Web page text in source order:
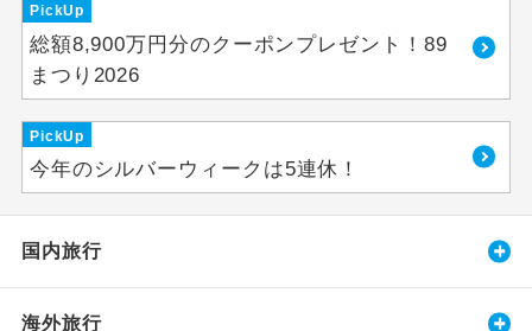
PickUp
総額8,900万円分のクーポンプレゼント！89
まつり2026
PickUp
今年のシルバーウィークは5連休！
国内旅行
海外旅行